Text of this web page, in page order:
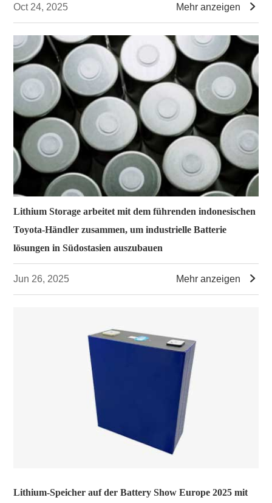
Oct 24, 2025 Mehr anzeigen 
Lithium Storage arbeitet mit dem führenden indonesischen
Toyota-Händler zusammen, um industrielle Batterie
lösungen in Südostasien auszubauen
Jun 26, 2025 Mehr anzeigen 
Lithium-Speicher auf der Battery Show Europe 2025 mit